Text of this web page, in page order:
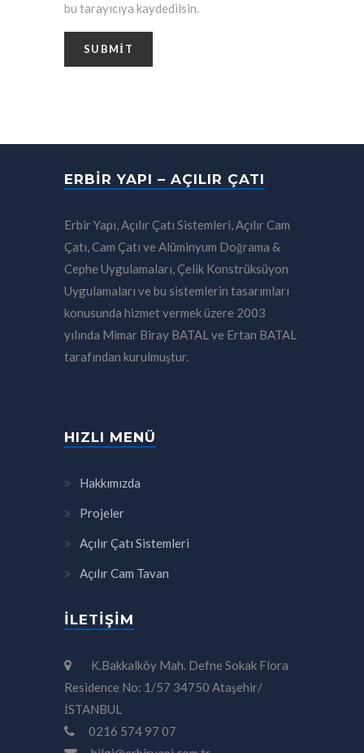
bu tarayıcıya kaydedilsin.
ERBIR YAPI – AÇILIR ÇATI
Erbir Yapı, Açılır Çatı Sistemleri, Açılır Cam
Çatı, Cam Çatı ve Alüminyum Doğrama &
Cephe Uygulamaları, Çelik Konstrüksüyon
Uygulamaları ve bu sistemlerin tasarımları
konusunda hizmet vermek üzere 2003
yılında Mimar Biray BATAL ve Ertan BATAL
tarafından kurulmuştur.
HIZLI MENÜ
Hakkımızda
Projeler
Açılır Çatı Sistemleri
Açılır Cam Tavan
İLETIŞIM
K.Bakkalköy Mah. Defne Sokak Flora
Residence No: 1/57 34750 Ataşehir/
İSTANBUL
0216 574 97 07